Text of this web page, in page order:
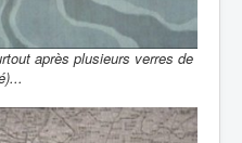
après plusieurs verres de